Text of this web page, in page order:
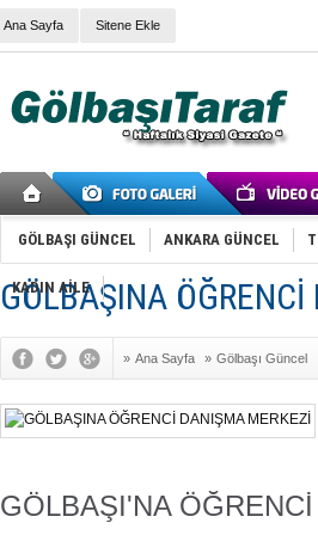
Ana Sayfa Sitene Ekle
GÖLBAŞI GÜNCEL ANKARA GÜNCEL
KADIN AİLE
GÖLBAŞINA
» Ana Sayfa » Gölbaşı Güncel
GÖLBAŞI'NA